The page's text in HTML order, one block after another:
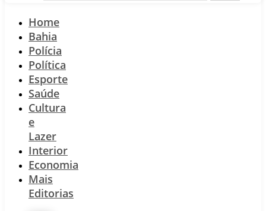
Home
Bahia
Polícia
Política
Esporte
Saúde
Cultura
e
Lazer
Interior
Economia
Mais
Editorias